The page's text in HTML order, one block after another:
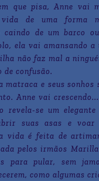
que pisa, Anne vai
de uma forma
de um barco ou
ela vai amansando a
não faz mal a
de confusão.
matraca e seus sonhos
Anne vai
revela-se um
suas asas e voar
vida é feita de
pelos irmãos
para pular, sem
como algumas